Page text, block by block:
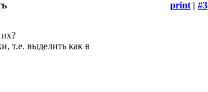
print | #3
т.е. выделить как в